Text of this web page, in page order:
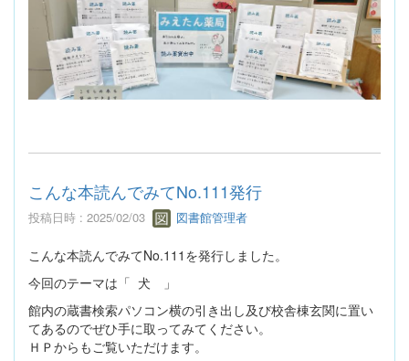
こんな本読んでみてNo.111発行
投稿日時 : 2025/02/03 図書館管理者
こんな本読んでみてNo.111を発行しました。
今回のテーマは「 犬 」
館内の蔵書検索パソコン横の引き出し及び校舎棟玄関に置い
てあるのでぜひ手に取ってみてください。
ＨＰからもご覧いただけます。